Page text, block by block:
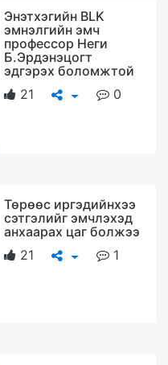
Энэтхэгийн BLK
эмнэлгийн эмч
профессор Неги
Б.Эрдэнэцогт
эдгэрэх боломжтой
21
0
Төрөөс иргэдийнхээ
сэтгэлийг эмчлэхэд
анхаарах цаг болжээ
21
1